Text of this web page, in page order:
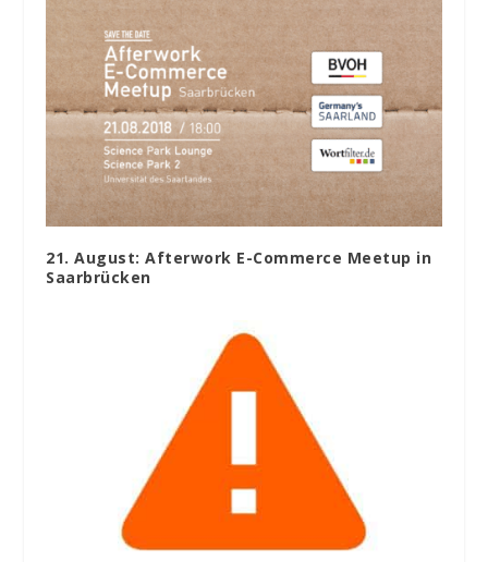
21. August: Afterwork E-Commerce Meetup in
Saarbrücken